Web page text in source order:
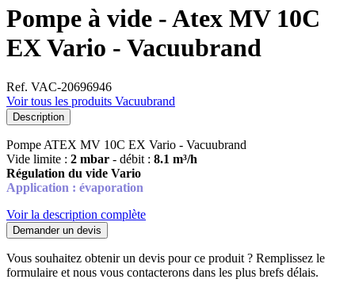
Pompe à vide - Atex MV 10C
EX Vario - Vacuubrand
Ref. VAC-20696946
Voir tous les produits Vacuubrand
Description
Pompe ATEX MV 10C EX Vario - Vacuubrand
Vide limite : 2 mbar - débit : 8.1 m³/h
Régulation du vide Vario
Application : évaporation
Voir la description complète
Demander un devis
Vous souhaitez obtenir un devis pour ce produit ? Remplissez le
formulaire et nous vous contacterons dans les plus brefs délais.